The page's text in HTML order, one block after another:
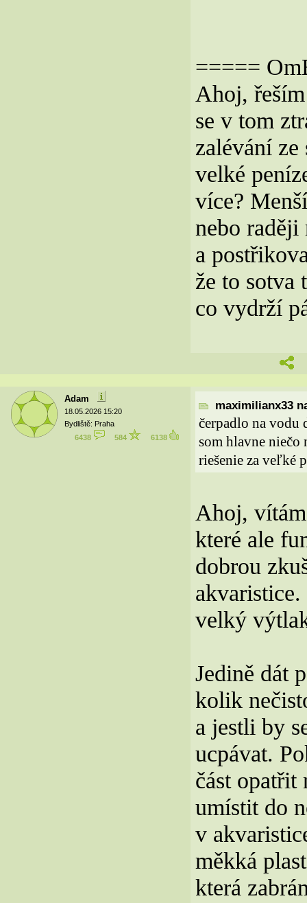
=====
Ahoj,
se v tom
zalévání ze
velké
více?
nebo
a
že to sotva
co vydrží
Adam
18.05.2026 15:20
Bydliště: Praha
6438
584 6138
maximilianx33
čerpadlo na vodu
som hlavne niečo
riešenie za veľké
Ahoj,
které ale
dobrou
velký
Jedině dát
kolik
a jestli by
ucpávat.
část opatřit
umístit do
v
měkká
která